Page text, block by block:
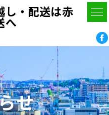
し・配送は赤
へ
せ